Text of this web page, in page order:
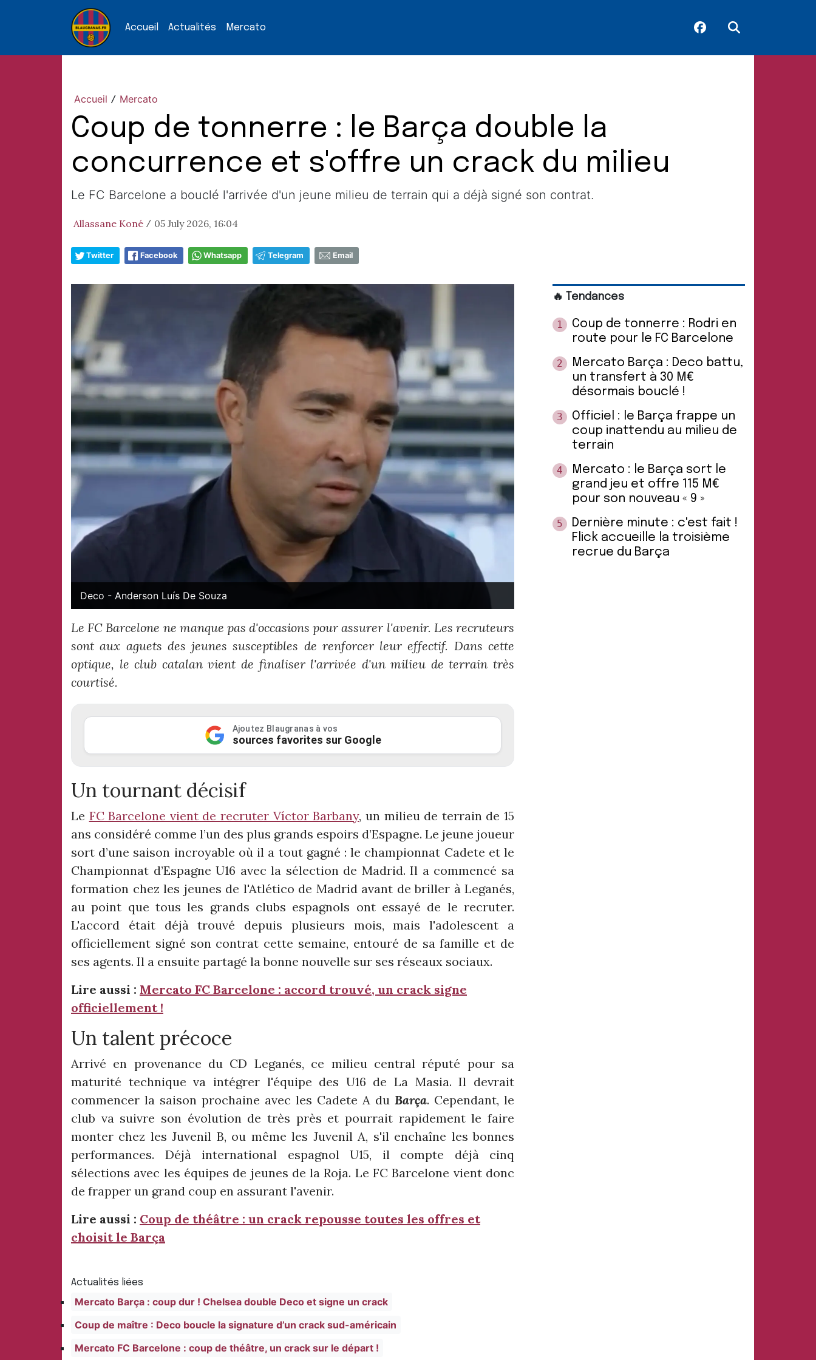
Accueil Actualités Mercato
Accueil / Mercato
Coup de tonnerre : le Barça double la
concurrence et s'offre un crack du milieu
Le FC Barcelone a bouclé l'arrivée d'un jeune milieu de terrain qui a déjà signé son contrat.
Allassane Koné / 05 July 2026, 16:04
Twitter Facebook Whatsapp Telegram Email
Deco - Anderson Luís De Souza
Le FC Barcelone ne manque pas d'occasions pour assurer l'avenir. Les recruteurs
sont aux aguets des jeunes susceptibles de renforcer leur effectif. Dans cette
optique, le club catalan vient de finaliser l'arrivée d'un milieu de terrain très
courtisé.
Ajoutez Blaugranas à vos
sources favorites sur Google
Un tournant décisif
Le FC Barcelone vient de recruter Víctor Barbany, un milieu de terrain de 15
ans considéré comme l’un des plus grands espoirs d’Espagne. Le jeune joueur
sort d’une saison incroyable où il a tout gagné : le championnat Cadete et le
Championnat d’Espagne U16 avec la sélection de Madrid. Il a commencé sa
formation chez les jeunes de l'Atlético de Madrid avant de briller à Leganés,
au point que tous les grands clubs espagnols ont essayé de le recruter.
L'accord était déjà trouvé depuis plusieurs mois, mais l'adolescent a
officiellement signé son contrat cette semaine, entouré de sa famille et de
ses agents. Il a ensuite partagé la bonne nouvelle sur ses réseaux sociaux.
Lire aussi : Mercato FC Barcelone : accord trouvé, un crack signe
officiellement !
Un talent précoce
Arrivé en provenance du CD Leganés, ce milieu central réputé pour sa
maturité technique va intégrer l'équipe des U16 de La Masia. Il devrait
commencer la saison prochaine avec les Cadete A du Barça. Cependant, le
club va suivre son évolution de très près et pourrait rapidement le faire
monter chez les Juvenil B, ou même les Juvenil A, s'il enchaîne les bonnes
performances. Déjà international espagnol U15, il compte déjà cinq
sélections avec les équipes de jeunes de la Roja. Le FC Barcelone vient donc
de frapper un grand coup en assurant l'avenir.
Lire aussi : Coup de théâtre : un crack repousse toutes les offres et
choisit le Barça
Actualités liées
Mercato Barça : coup dur ! Chelsea double Deco et signe un crack
Coup de maître : Deco boucle la signature d’un crack sud-américain
Mercato FC Barcelone : coup de théâtre, un crack sur le départ !
🔥 Tendances
1
Coup de tonnerre : Rodri en
route pour le FC Barcelone
2
Mercato Barça : Deco battu,
un transfert à 30 M€
désormais bouclé !
3
Officiel : le Barça frappe un
coup inattendu au milieu de
terrain
4
Mercato : le Barça sort le
grand jeu et offre 115 M€
pour son nouveau « 9 »
5
Dernière minute : c'est fait !
Flick accueille la troisième
recrue du Barça